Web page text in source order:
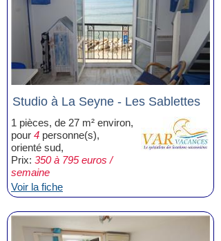
Studio à La Seyne - Les Sablettes
1 pièces, de 27 m² environ,
pour 4 personne(s),
orienté sud,
Prix: 350 à 795 euros /
semaine
Voir la fiche